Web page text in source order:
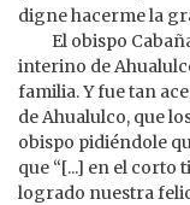
digne hacerme la
El obispo
interino de
familia. Y fue tan
de Ahualulco, que
obispo pidiéndole
que “[...] en el corto
logrado nuestra